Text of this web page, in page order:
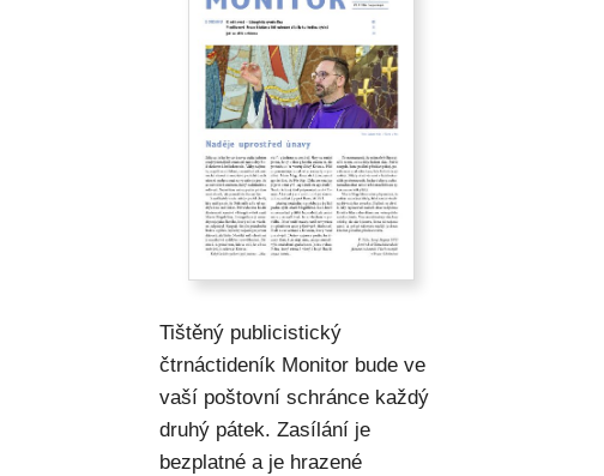
Tištěný publicistický
čtrnáctideník Monitor bude ve
vaší poštovní schránce každý
druhý pátek. Zasílání je
bezplatné a je hrazené